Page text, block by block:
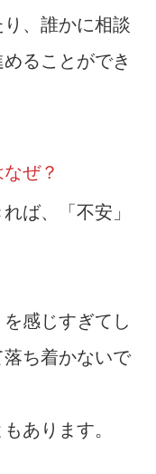
、誰かに相談
ることができ
ぜ？
ば、「不安」
感じすぎてし
ち着かないで
あります。